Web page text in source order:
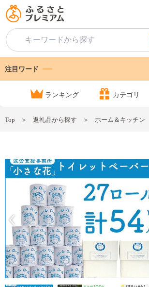
注目ワード
ランキング カテゴリ
Top 返礼品から探す ホーム＆キッチン